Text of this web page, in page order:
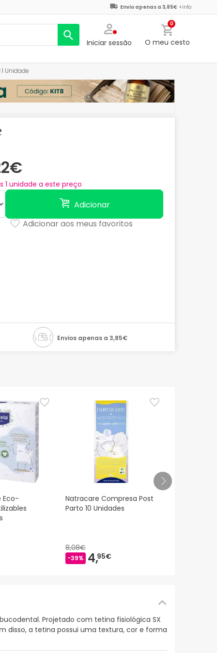
Envio apenas a 3,85€ +info
Iniciar sessão
0
O meu cesto
Unidade
1 unidade a este preço
Adicionar
Adicionar aos meus favoritos
Envios apenas a 3,85€
Eco-
Natracare Compresa Post
Parto 10 Unidades
8,08€
-39% 4,95€
Projetado com tetina fisiológica SX
disso, a tetina possui uma textura, cor e forma